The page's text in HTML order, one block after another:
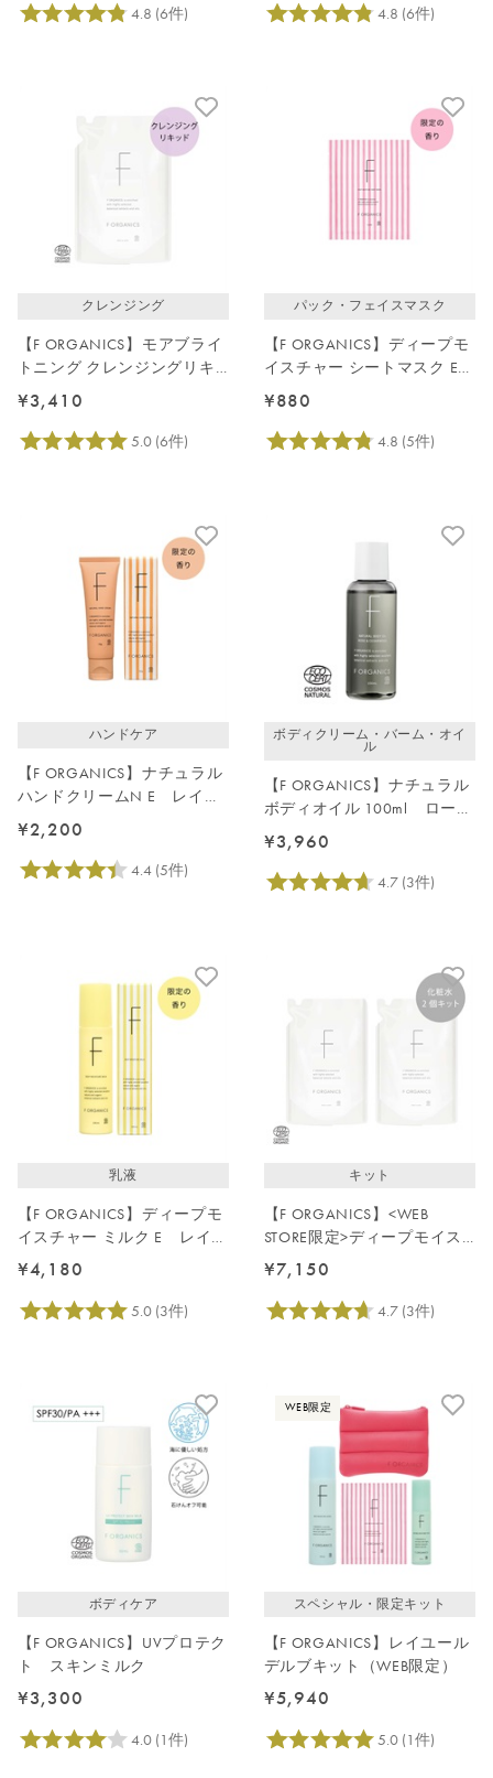
クレンジング
【F ORGANICS】モアブライ
トニング クレンジングリキ
ッド詰替え用140mL
¥3,410
パック・フェイスマスク
【F ORGANICS】ディープモ
イスチャー シートマスク E
レイユールデルブの香り
¥880
ハンドケア
【F ORGANICS】ナチュラル
ハンドクリームN E レイユ
ールデルブの香り
¥2,200
ボディクリーム・バーム・オイ
ル
【F ORGANICS】ナチュラル
ボディオイル 100ml ローズ
＆シダーウッド
¥3,960
乳液
【F ORGANICS】ディープモ
イスチャー ミルク E レイユ
ールデルブの香り
¥4,180
キット
【F ORGANICS】<WEB
STORE限定>ディープモイス
チャーローション詰替2点セ
ット
¥7,150
ボディケア
【F ORGANICS】UVプロテク
ト スキンミルク
¥3,300
WEB限定
スペシャル・限定キット
【F ORGANICS】レイユール
デルブキット（WEB限定）
¥5,940